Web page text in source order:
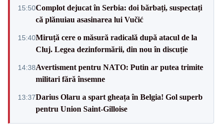
15:50Complot dejucat în Serbia: doi bărbați, suspectați
că plănuiau asasinarea lui Vučić
15:40Miruță cere o măsură radicală după atacul de la
Cluj. Legea dezinformării, din nou în discuție
14:38Avertisment pentru NATO: Putin ar putea trimite
militari fără însemne
13:37Darius Olaru a spart gheața în Belgia! Gol superb
pentru Union Saint-Gilloise